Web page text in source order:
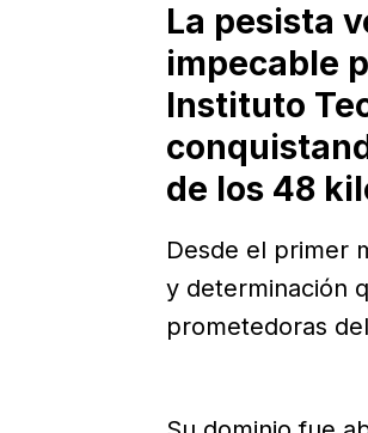
La pesista
impecable
Instituto
de los 48
Desde el primer
y determinación
prometedoras